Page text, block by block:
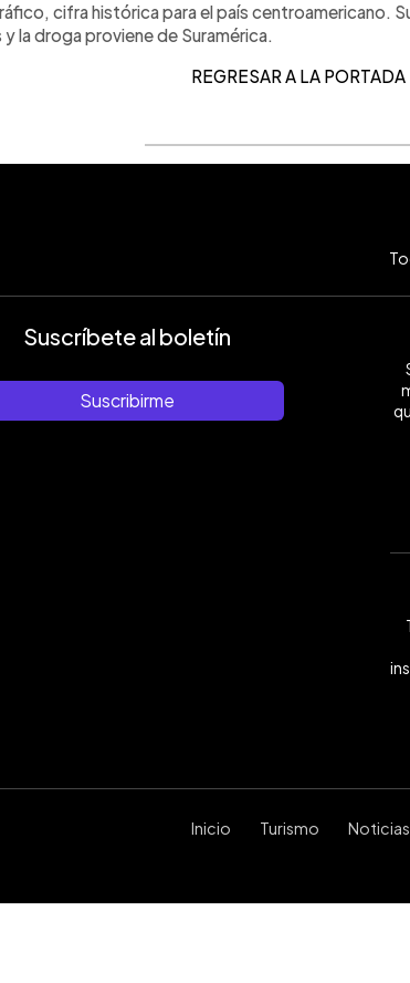
cifra histórica para el país centroamericano.
y la droga proviene de Suramérica.
REGRESAR A LA PORTADA
Suscríbete al boletín
Suscribirme
Inicio Turismo Noticias